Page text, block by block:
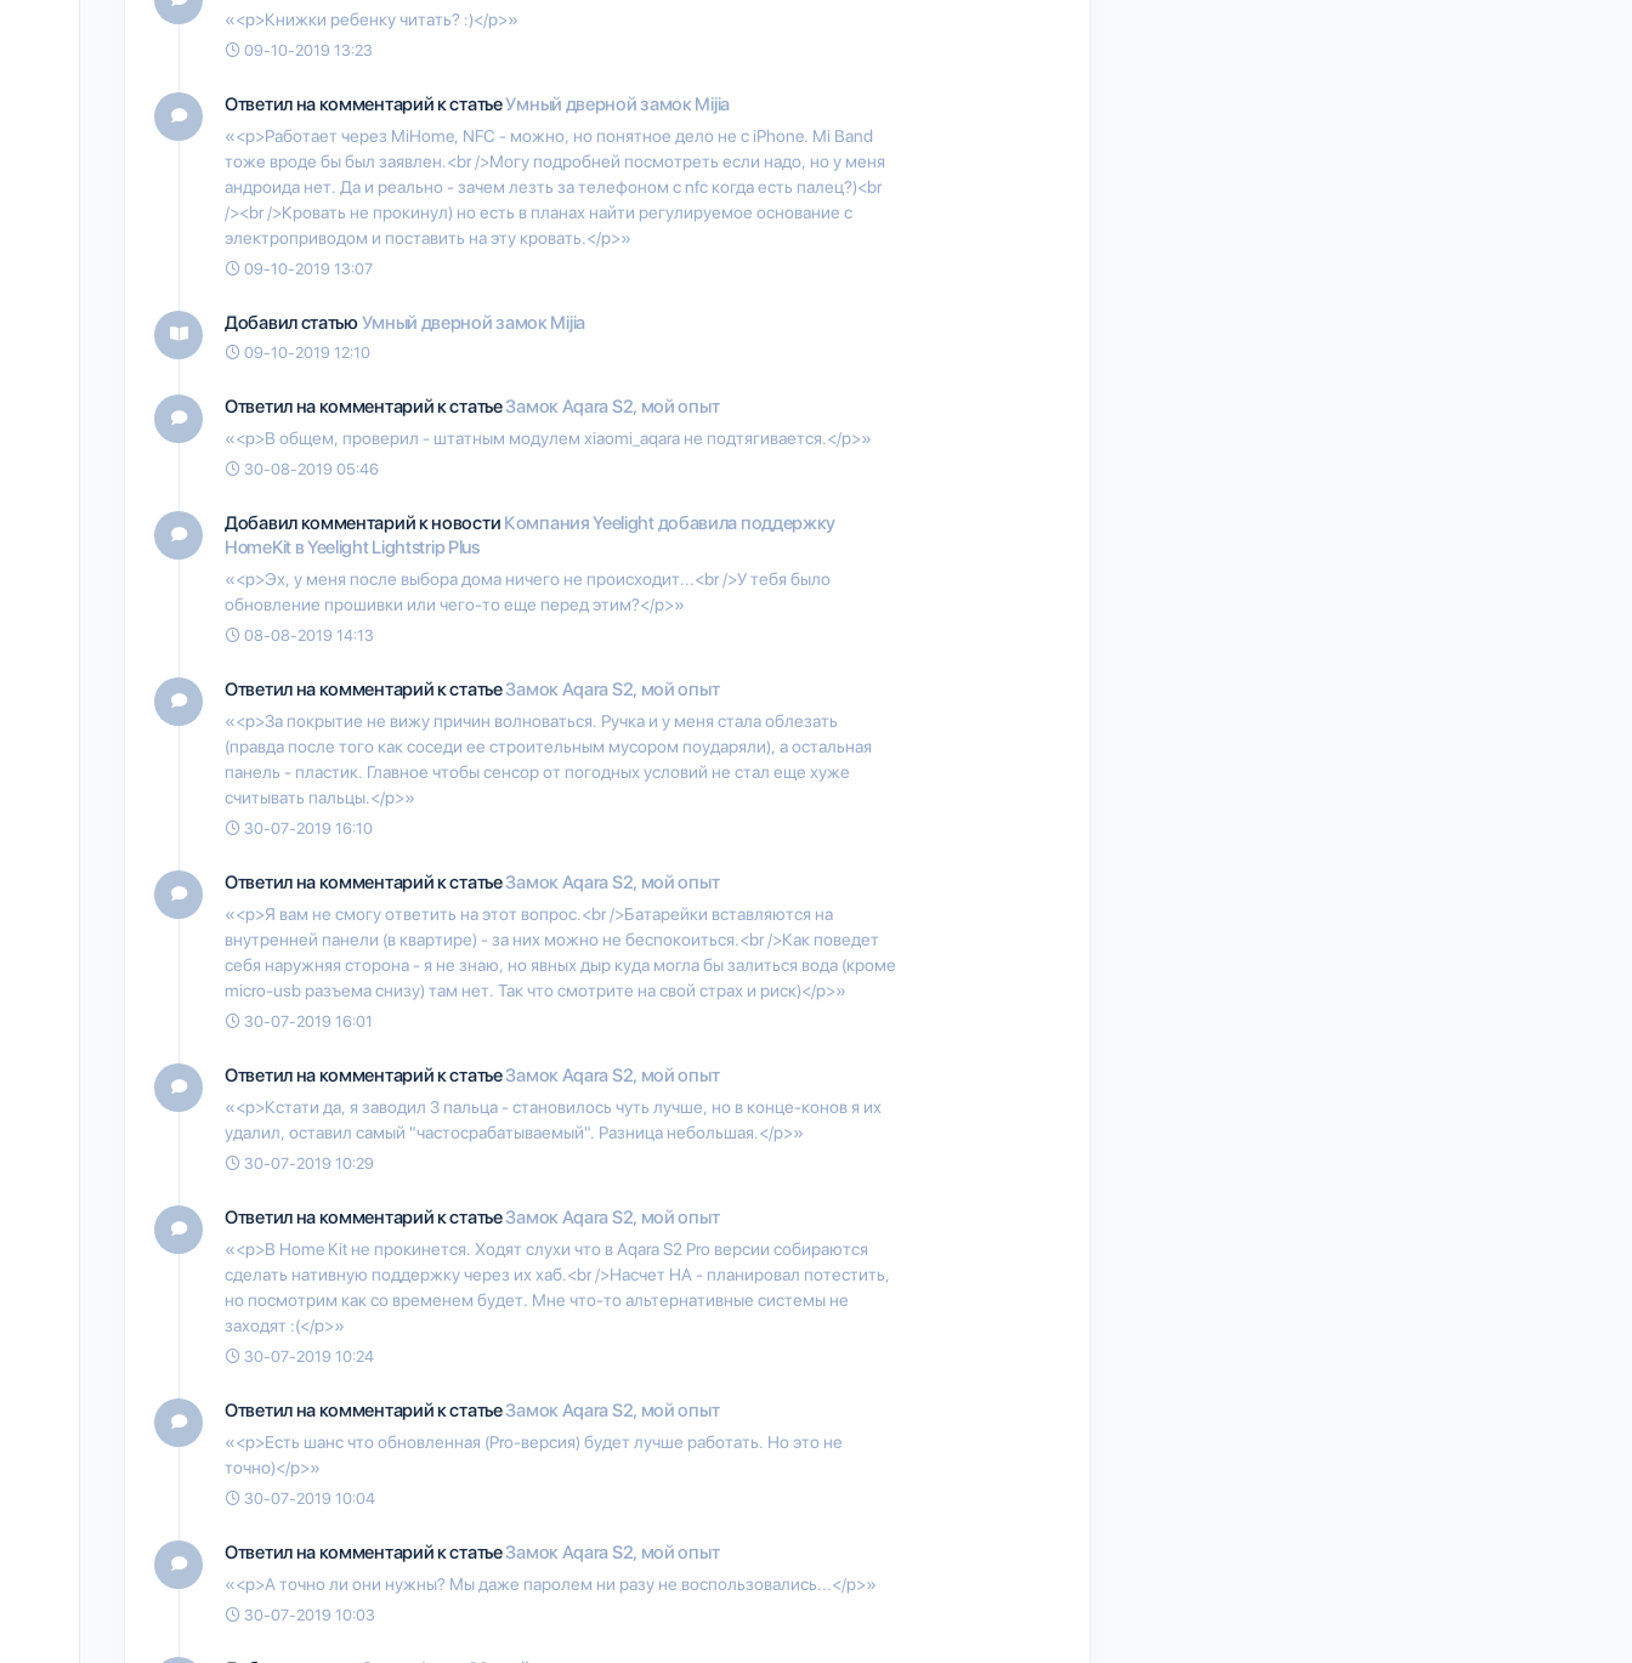
«<p>Книжки ребенку читать? :)</p>»
09-10-2019 13:23
Ответил на комментарий к статьеУмный дверной замок Mijia
«<p>Работает через MiHome, NFC - можно, но понятное дело не с iPhone. Mi Band
тоже вроде бы был заявлен.<br />Могу подробней посмотреть если надо, но у меня
андроида нет. Да и реально - зачем лезть за телефоном с nfc когда есть палец?)<br
/><br />Кровать не прокинул) но есть в планах найти регулируемое основание с
электроприводом и поставить на эту кровать.</p>»
09-10-2019 13:07
Добавил статьюУмный дверной замок Mijia
09-10-2019 12:10
Ответил на комментарий к статьеЗамок Aqara S2, мой опыт
«<p>В общем, проверил - штатным модулем xiaomi_aqara не подтягивается.</p>»
30-08-2019 05:46
Добавил комментарий к новости Компания Yeelight добавила поддержку
HomeKit в Yeelight Lightstrip Plus
«<p>Эх, у меня после выбора дома ничего не происходит...<br />У тебя было
обновление прошивки или чего-то еще перед этим?</p>»
08-08-2019 14:13
Ответил на комментарий к статьеЗамок Aqara S2, мой опыт
«<p>За покрытие не вижу причин волноваться. Ручка и у меня стала облезать
(правда после того как соседи ее строительным мусором поударяли), а остальная
панель - пластик. Главное чтобы сенсор от погодных условий не стал еще хуже
считывать пальцы.</p>»
30-07-2019 16:10
Ответил на комментарий к статьеЗамок Aqara S2, мой опыт
«<p>Я вам не смогу ответить на этот вопрос.<br />Батарейки вставляются на
внутренней панели (в квартире) - за них можно не беспокоиться.<br />Как поведет
себя наружняя сторона - я не знаю, но явных дыр куда могла бы залиться вода (кроме
micro-usb разъема снизу) там нет. Так что смотрите на свой страх и риск)</p>»
30-07-2019 16:01
Ответил на комментарий к статьеЗамок Aqara S2, мой опыт
«<p>Кстати да, я заводил 3 пальца - становилось чуть лучше, но в конце-конов я их
удалил, оставил самый "частосрабатываемый". Разница небольшая.</p>»
30-07-2019 10:29
Ответил на комментарий к статьеЗамок Aqara S2, мой опыт
«<p>В Home Kit не прокинется. Ходят слухи что в Aqara S2 Pro версии собираются
сделать нативную поддержку через их хаб.<br />Насчет HA - планировал потестить,
но посмотрим как со временем будет. Мне что-то альтернативные системы не
заходят :(</p>»
30-07-2019 10:24
Ответил на комментарий к статьеЗамок Aqara S2, мой опыт
«<p>Есть шанс что обновленная (Pro-версия) будет лучше работать. Но это не
точно)</p>»
30-07-2019 10:04
Ответил на комментарий к статьеЗамок Aqara S2, мой опыт
«<p>А точно ли они нужны? Мы даже паролем ни разу не воспользовались...</p>»
30-07-2019 10:03